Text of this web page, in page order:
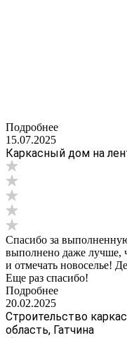
Подробнее
15.07.2025
Каркасный дом на
Спасибо за
выполнено даже лучше,
и отмечать новоселье!
Еще раз спасибо!
Подробнее
20.02.2025
Строительство
область, Гатчина